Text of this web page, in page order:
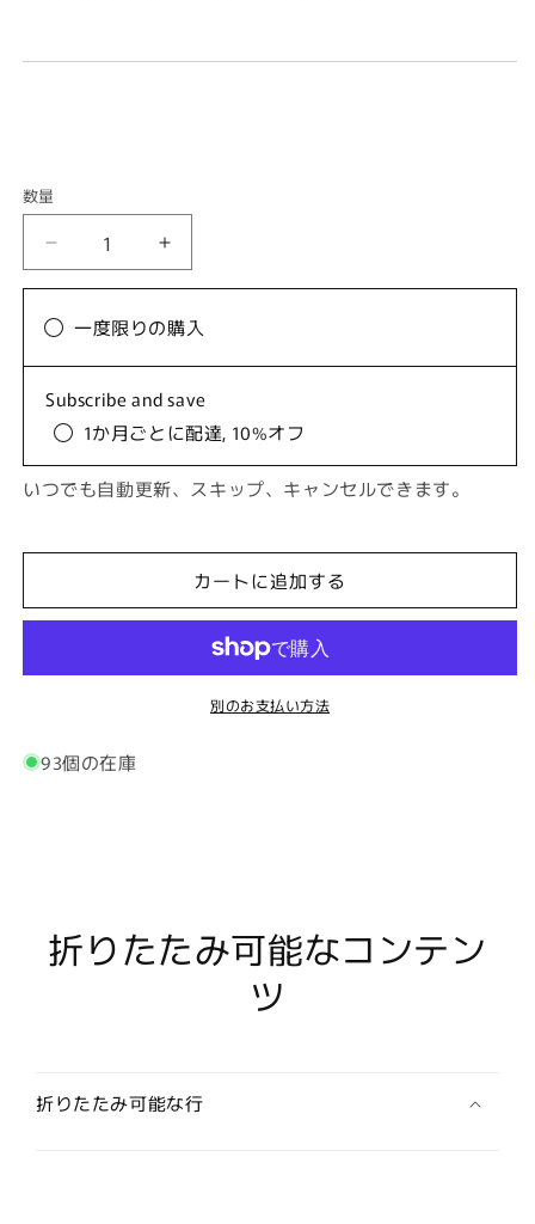
数
数量
【LDK
価
受
賞】
JOIE
CELU
（
ジ
ワ
ル
ヒ
細
ー
ト
ン
【LDK
価
受
賞】
JOIE
CELU
（
ジ
ワ
ル
ヒ
ー
ト
ン
一度限りの購入
Subscribe and save
1か月ごとに配達, 10%オフ
いつでも自動更新、スキップ、キャンセルできます。
カートに追加する
別のお支払い方法
93個の在庫
折りたたみ可能なコンテン
ツ
折りたたみ可能な行